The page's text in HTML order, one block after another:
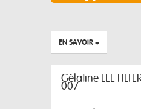
EN SAVOIR +
Gélatine LEE
007